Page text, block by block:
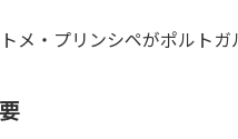
メ・プリンシペがポルトガ